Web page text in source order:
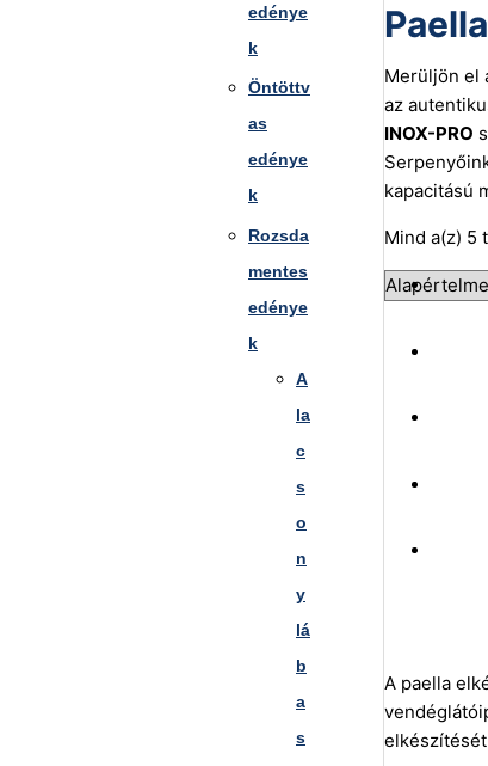
edénye
k
Öntöttv
as
edénye
k
Rozsda
mentes
edénye
k
A
la
c
s
o
n
y
lá
b
a
s
Merüljön el
az
INOX-PRO
kapacitású
Mind a(z) 5
A paella